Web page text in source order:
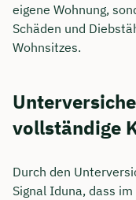
eigene Wohnung,
Schäden und
Wohnsitzes.
vollständige
Durch den
Signal Iduna, dass